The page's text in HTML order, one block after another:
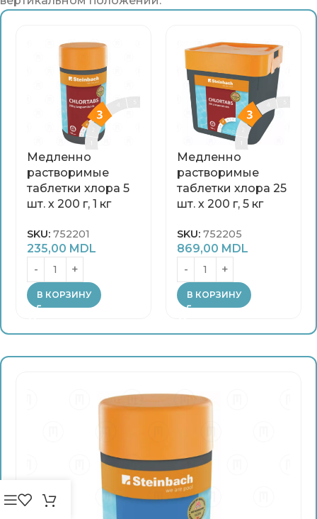
Медленно
растворимые
таблетки хлора 5
шт. х 200 г, 1 кг
SKU: 752201
235,00 MDL
В КОРЗИНУ
Медленно
растворимые
таблетки хлора 25
шт. х 200 г, 5 кг
SKU: 752205
869,00 MDL
В КОРЗИНУ